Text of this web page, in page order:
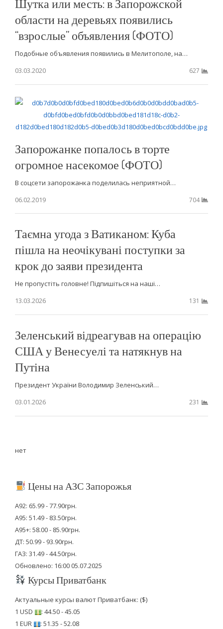
Шутка или месть: в Запорожской
области на деревьях появились
“взрослые” объявления (ФОТО)
Подобные объявления появились в Мелитополе, на…
03.03.2020
627
Запорожанке попалось в торте
огромное насекомое (ФОТО)
В соцсети запорожанка поделилась неприятной…
06.02.2019
704
Таємна угода з Ватиканом: Куба
пішла на неочікувані поступки за
крок до заяви президента
Не пропустіть головне! Підпишіться на наші…
13.03.2026
131
Зеленський відреагував на операцію
США у Венесуелі та натякнув на
Путіна
Президент України Володимир Зеленський…
03.01.2026
231
нет
Цены на АЗС Запорожья
А92: 65.99 - 77.90грн.
А95: 51.49 - 83.50грн.
А95+: 58.00 - 85.90грн.
ДТ: 50.99 - 93.90грн.
ГАЗ: 31.49 - 44.50грн.
Обновлено: 16:00 05.07.2025
Курсы Приватбанк
Актуальные курсы валют Приватбанк: ($)
1 USD
: 44.50 - 45.05
1 EUR
: 51.35 - 52.08